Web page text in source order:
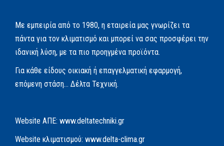
Με εμπειρία από το 1980, η εταιρεία μας γνωρίζει τα
πάντα για τον κλιματισμό και μπορεί να σας προσφέρει την
ιδανική λύση, με τα πιο προηγμένα προϊόντα.
Για κάθε είδους οικιακή ή επαγγελματική εφαρμογή,
επόμενη στάση… Δέλτα Τεχνική.
Website AΠΕ: www.deltatechniki.gr
Website κλιματισμού: www.delta-clima.gr